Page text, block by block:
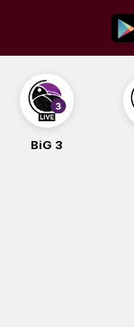
content
BiG 3